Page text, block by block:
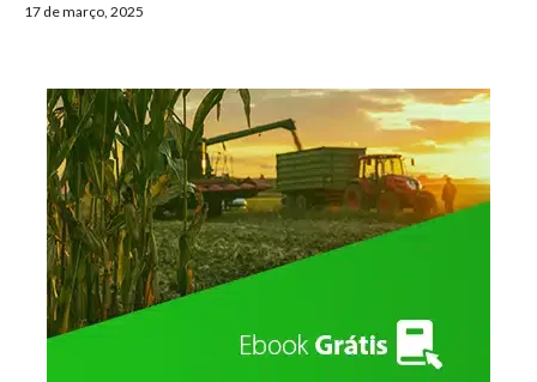
17 de março, 2025